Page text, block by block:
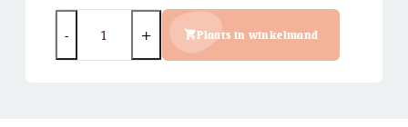
Plaats in winkelmand